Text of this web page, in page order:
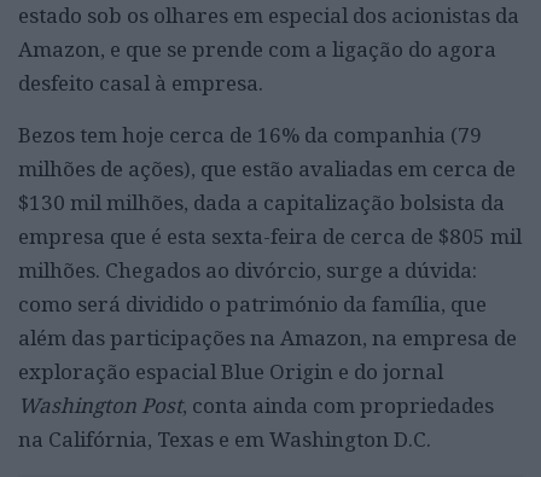
estado sob os olhares em especial dos acionistas da
Amazon, e que se prende com a ligação do agora
desfeito casal à empresa.
Bezos tem hoje cerca de 16% da companhia (79
milhões de ações), que estão avaliadas em cerca de
$130 mil milhões, dada a capitalização bolsista da
empresa que é esta sexta-feira de cerca de $805 mil
milhões. Chegados ao divórcio, surge a dúvida:
como será dividido o património da família, que
além das participações na Amazon, na empresa de
exploração espacial Blue Origin e do jornal
Washington Post, conta ainda com propriedades
na Califórnia, Texas e em Washington D.C.